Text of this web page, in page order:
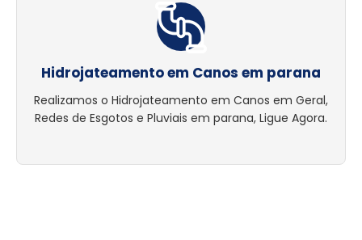
Hidrojateamento em Canos em parana
Realizamos o Hidrojateamento em Canos em Geral,
Redes de Esgotos e Pluviais em parana, Ligue Agora.